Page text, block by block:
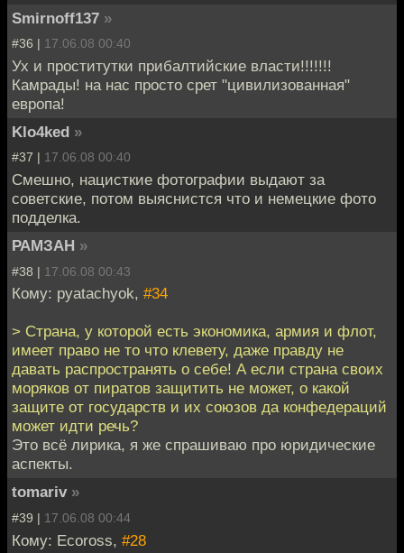
Smirnoff137 »
#36 | 17.06.08 00:40
Ух и проститутки прибалтийские власти!!!!!!!
Камрады! на нас просто срет "цивилизованная"
европа!
Klo4ked »
#37 | 17.06.08 00:40
Смешно, нацисткие фотографии выдают за
советские, потом выяснистся что и немецкие фото
подделка.
РАМЗАН »
#38 | 17.06.08 00:43
Кому: pyatachyok, #34
> Страна, у которой есть экономика, армия и флот,
имеет право не то что клевету, даже правду не
давать распространять о себе! А если страна своих
моряков от пиратов защитить не может, о какой
защите от государств и их союзов да конфедераций
может идти речь?
Это всё лирика, я же спрашиваю про юридические
аспекты.
tomariv »
#39 | 17.06.08 00:44
Кому: Ecoross, #28